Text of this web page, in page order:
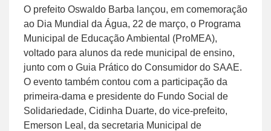
O prefeito Oswaldo Barba lançou, em comemoração
ao Dia Mundial da Água, 22 de março, o Programa
Municipal de Educação Ambiental (ProMEA),
voltado para alunos da rede municipal de ensino,
junto com o Guia Prático do Consumidor do SAAE.
O evento também contou com a participação da
primeira-dama e presidente do Fundo Social de
Solidariedade, Cidinha Duarte, do vice-prefeito,
Emerson Leal, da secretaria Municipal de